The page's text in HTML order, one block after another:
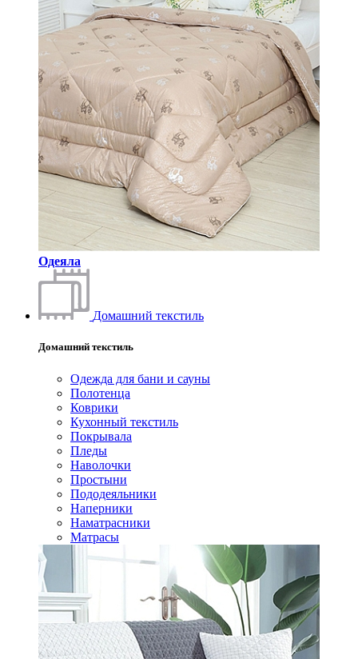
Одеяла
Домашний текстиль
Домашний текстиль
Одежда для бани и сауны
Полотенца
Коврики
Кухонный текстиль
Покрывала
Пледы
Наволочки
Простыни
Пододеяльники
Наперники
Наматрасники
Матрасы